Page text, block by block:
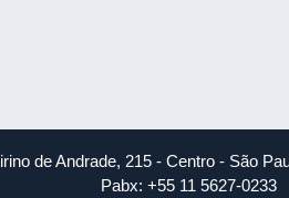
de Andrade, 215 - Centro - São
Pabx: +55 11 5627-0233